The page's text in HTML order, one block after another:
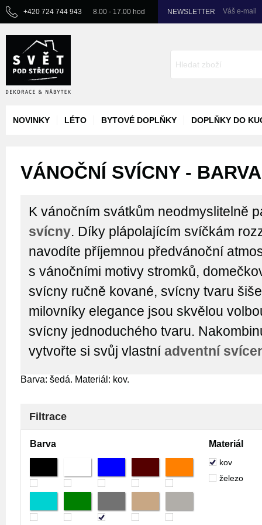
+420 724 744 943 8.00 - 17.00 hod NEWSLETTER Váš e-mail
NOVINKY LÉTO BYTOVÉ DOPLŇKY DOPLŇKY DO
VÁNOČNÍ SVÍCNY -
K vánočním svátkům neodmyslitelně
svícny. Díky plápolajícím svíčkám
navodíte příjemnou předvánoční
s vánočními motivy stromků,
svícny ručně kované, svícny tvaru
milovníky elegance jsou skvělou
svícny jednoduchého tvaru.
vytvořte si svůj vlastníadventní
Barva: šedá. Materiál: kov.
Filtrace
Barva Materiál
kov
železo